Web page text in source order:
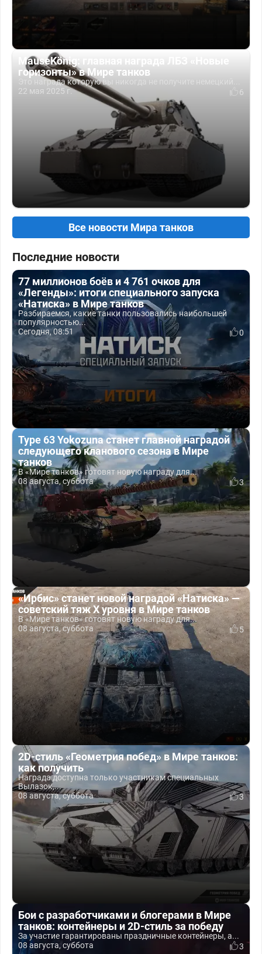
MauseKönig: главная награда ЛБЗ «Новые
горизонты» в Мире танков
Это награда которую вы никогда не получите немецкий...
22 мая 2025 г.
6
Все новости Мира танков
Последние новости
77 миллионов боёв и 4 761 очков для
«Легенды»: итоги специального запуска
«Натиска» в Мире танков
Разбираемся, какие танки пользовались наибольшей
популярностью...
Сегодня, 08:51
0
Type 63 Yokozuna станет главной наградой
следующего кланового сезона в Мире
танков
В «Мире танков» готовят новую награду для...
08 августа, суббота
3
«Ирбис» станет новой наградой «Натиска» —
советский тяж X уровня в Мире танков
В «Мире танков» готовят новую награду для...
08 августа, суббота
5
2D-стиль «Геометрия побед» в Мире танков:
как получить
Награда доступна только участникам специальных
Вылазок,...
08 августа, суббота
3
Бои с разработчиками и блогерами в Мире
танков: контейнеры и 2D-стиль за победу
За участие гарантированы праздничные контейнеры, а...
08 августа, суббота
3